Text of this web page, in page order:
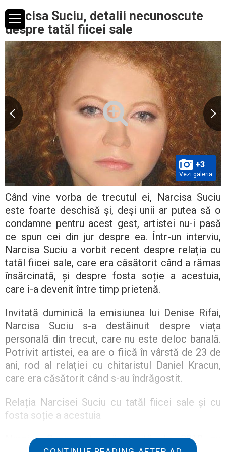
Narcisa Suciu, detalii necunoscute
despre tatăl fiicei sale
+3
Vezi galeria
Când vine vorba de trecutul ei, Narcisa Suciu
este foarte deschisă și, deși unii ar putea să o
condamne pentru acest gest, artistei nu-i pasă
ce spun cei din jur despre ea. Într-un interviu,
Narcisa Suciu a vorbit recent despre relația cu
tatăl fiicei sale, care era căsătorit când a rămas
însărcinată, și despre fosta soție a acestuia,
care i-a devenit între timp prietenă.
Invitată duminică la emisiunea lui Denise Rifai,
Narcisa Suciu s-a destăinuit despre viața
personală din trecut, care nu este deloc banală.
Potrivit artistei, ea are o fiică în vârstă de 23 de
ani, rod al relației cu chitaristul Daniel Kracun,
care era căsătorit când s-au îndrăgostit.
Relația Narcisei Suciu cu tatăl fiicei sale și cu
fosta soție a acestuia
Narcisa Suciu este căsătorită din 2010 cu